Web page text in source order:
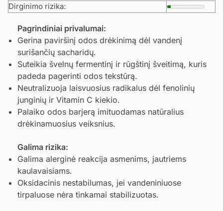
Dirginimo rizika:
Pagrindiniai privalumai:
Gerina paviršinį odos drėkinimą dėl vandenį
surišančių sacharidų.
Suteikia švelnų fermentinį ir rūgštinį šveitimą, kuris
padeda pagerinti odos tekstūrą.
Neutralizuoja laisvuosius radikalus dėl fenolinių
junginių ir Vitamin C kiekio.
Palaiko odos barjerą imituodamas natūralius
drėkinamuosius veiksnius.
Galima rizika:
Galima alerginė reakcija asmenims, jautriems
kaulavaisiams.
Oksidacinis nestabilumas, jei vandeniniuose
tirpaluose nėra tinkamai stabilizuotas.